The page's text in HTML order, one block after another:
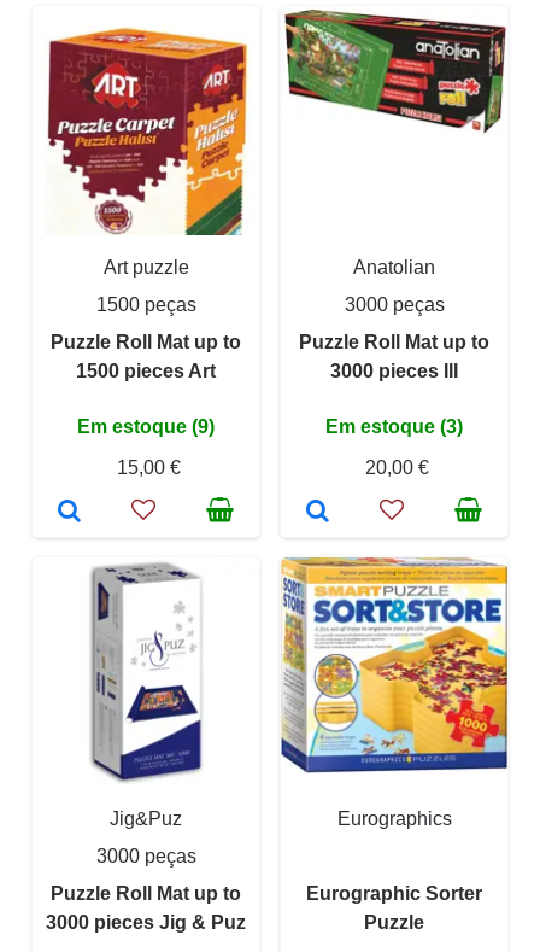
Art puzzle
1500 peças
Puzzle Roll Mat up to
1500 pieces Art
Em estoque (9)
15,00 €
Anatolian
3000 peças
Puzzle Roll Mat up to
3000 pieces III
Em estoque (3)
20,00 €
Jig&Puz
3000 peças
Puzzle Roll Mat up to
3000 pieces Jig & Puz
Eurographics
Eurographic Sorter
Puzzle